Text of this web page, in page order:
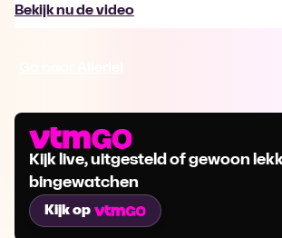
Bekijk nu de video
Kijk live, uitgesteld of gewoon
bingewatchen
Kijk op